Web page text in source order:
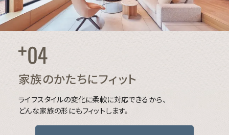
家族のかたちにフィット
ライフスタイルの変化に柔軟に対応できるから、
どんな家族の形にもフィットします。